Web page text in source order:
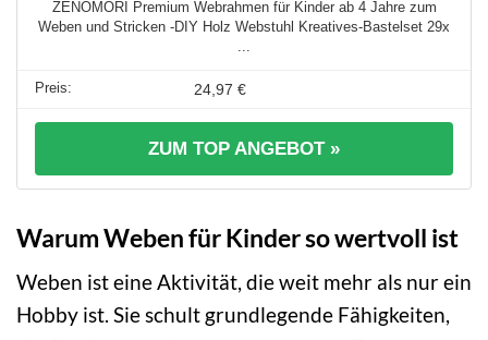
ZENOMORI Premium Webrahmen für Kinder ab 4 Jahre zum
Weben und Stricken -DIY Holz Webstuhl Kreatives-Bastelset 29x
24,97 €
ZUM TOP ANGEBOT »
Warum Weben für Kinder so wertvoll ist
Weben ist eine Aktivität, die weit mehr als nur ein
Hobby ist. Sie schult grundlegende Fähigkeiten,